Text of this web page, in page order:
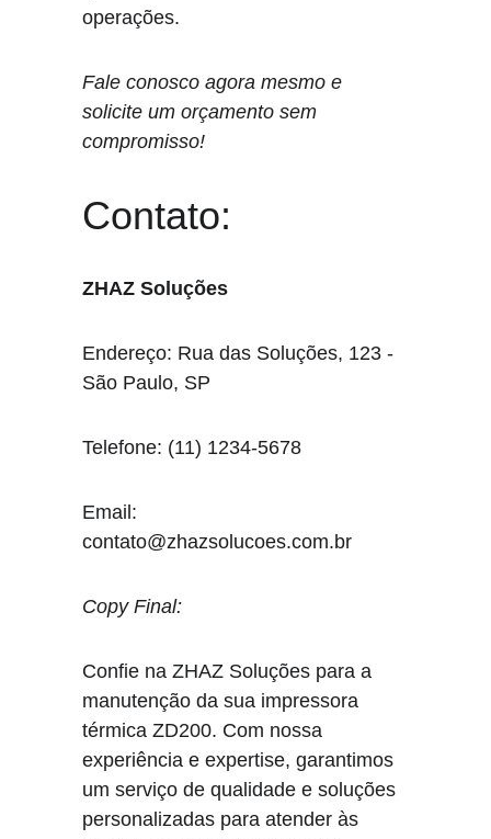
operações.
Fale conosco agora mesmo e
solicite um orçamento sem
compromisso!
Contato:
ZHAZ Soluções
Endereço: Rua das Soluções, 123 -
São Paulo, SP
Telefone: (11) 1234-5678
Email:
contato@zhazsolucoes.com.br
Copy Final:
Confie na ZHAZ Soluções para a
manutenção da sua impressora
térmica ZD200. Com nossa
experiência e expertise, garantimos
um serviço de qualidade e soluções
personalizadas para atender às